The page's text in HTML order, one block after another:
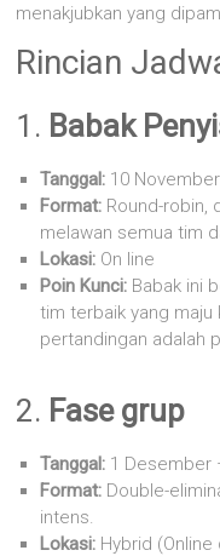
menakjubkan yang
Rincian
1. Babak
Tanggal: 10
Format: Round-robin,
melawan semua tim
Lokasi: On line
Poin Kunci: Babak ini
tim terbaik yang
pertandingan adalah
2. Fase grup
Tanggal: 1 Desember
Format: Double-
intens.
Lokasi: Hybrid (Online